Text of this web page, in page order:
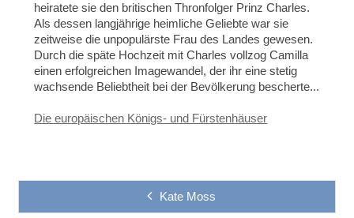
heiratete sie den britischen Thronfolger Prinz Charles.
Als dessen langjährige heimliche Geliebte war sie
zeitweise die unpopulärste Frau des Landes gewesen.
Durch die späte Hochzeit mit Charles vollzog Camilla
einen erfolgreichen Imagewandel, der ihr eine stetig
wachsende Beliebtheit bei der Bevölkerung bescherte...
Die europäischen Königs- und Fürstenhäuser
Kate Moss